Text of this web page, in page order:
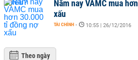
Năm nay VAMC mua
xấu
TÀI CHÍNH - 10:55 | 26/12/2016
Theo ngày